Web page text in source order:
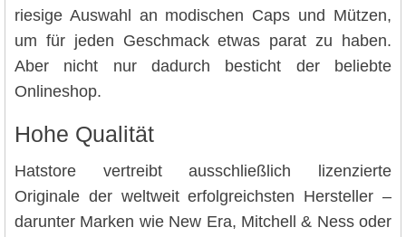
riesige Auswahl an modischen Caps und Mützen,
um für jeden Geschmack etwas parat zu haben.
Aber nicht nur dadurch besticht der beliebte
Onlineshop.
Hohe Qualität
Hatstore vertreibt ausschließlich lizenzierte
Originale der weltweit erfolgreichsten Hersteller –
darunter Marken wie New Era, Mitchell & Ness oder